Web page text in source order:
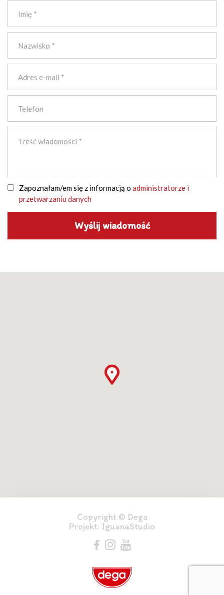
Zapoznałam/em się z informacją o administratorze i
przetwarzaniu danych
Wyślij wiadomość
Copyright © Dega
Projekt: IguanaStudio